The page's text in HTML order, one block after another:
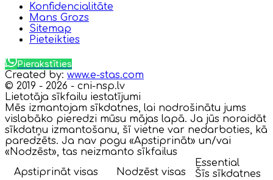
Konfidencialitāte
Mans Grozs
Sitemap
Pieteikties
Pierakstīties
Created by: www.e-stas.com
© 2019 - 2026 - cni-nsp.lv
Lietotāja sīkfailu iestatījumi
Mēs izmantojam sīkdatnes, lai nodrošinātu jums
vislabāko pieredzi mūsu mājas lapā. Ja jūs noraidāt
sīkdatņu izmantošanu, šī vietne var nedarboties, kā
paredzēts. Ja nav pogu «Apstiprināt» un/vai
«Nodzēst», tas neizmanto sīkfailus
Apstiprināt visas
Nodzēst visas
Essential
Šīs sīkdatnes